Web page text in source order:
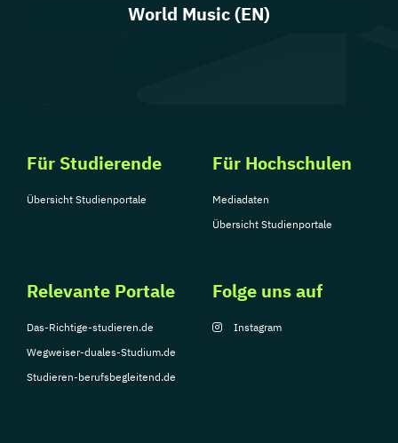
World Music (EN)
Für Studierende
Übersicht Studienportale
Für Hochschulen
Mediadaten
Übersicht Studienportale
Relevante Portale
Das-Richtige-studieren.de
Wegweiser-duales-Studium.de
Studieren-berufsbegleitend.de
Folge uns auf
Instagram